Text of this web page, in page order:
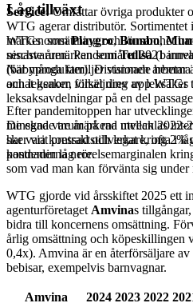
Service:Omfattar övriga produkter
WTG agerar distributör. Sortimentet
märken somPlaygro,Bumbo,
nischvarumärken somTullsa
(babyprodukter). Divisionen arbetar
annat genom försäljning av
leksaksavdelningar på en del
De egna varumärkena utvecklas
sker via kontraktstillverkare, ofta i
kostnaderna nere.
Låg tillväxt
WTGs omsättning och lönsamhet
senaste åren. Pandemiåret 2021
När många familjer stannade
och leksaker, vilket drev upp
Efter pandemitoppen har
minskade tre år på rad mellan
har varit pressad och legat kring 2%
pandemin låg rörelsemarginalen
som vad man kan förvänta sig under
WTG gjorde vid årsskiftet 2025 ett
agenturföretaget Amvinas
bidra till koncernens omsättning.
årlig omsättning och köpeskillingen
0,4x). Amvina är en återförsäljare
bebisar, exempelvis barnvagnar.
Amvina 2024 2023 2022